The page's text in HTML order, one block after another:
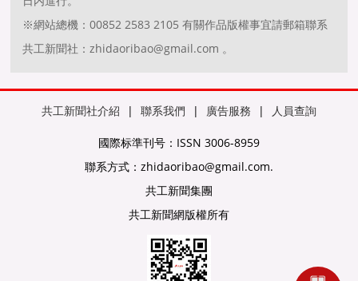
※網站總機：00852 2583 2105 有關作品版權事宜請郵箱聯系
共工新聞社：zhidaoribao@gmail.com 。
共工新聞社介紹 | 聯系我們 | 廣告服務 | 人員查詢
國際标準刊号：ISSN 3006-8959
聯系方式：zhidaoribao@gmail.com.
共工新聞集團
共工新聞網版權所有